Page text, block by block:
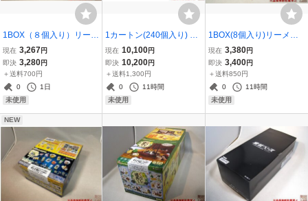
1BOX（８個入り）リーメ
ント『スヌーピーレスト
ラン SNOOPY'S RESTA
URANT』新品未開封
現在 3,267円
即決 3,280円
＋送料700円
0
1日
未使用
1カートン(240個入り) バ
ンダイ『にふぉるめーし
ょん 機動戦士ガンダム シ
ールウエハースvol.2 ～閃
光の一撃～』新品未開封
現在 10,100円
即決 10,200円
＋送料1,300円
0
11時間
未使用
1BOX(8個入り)リーメン
ト『すみっコぐらし う
さぎマイスターのひみつ
のガーデンパーティー』
★新品未開封★
現在 3,380円
即決 3,400円
＋送料850円
0
11時間
未使用
NEW